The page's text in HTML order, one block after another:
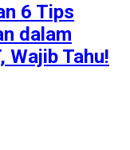
6 Tips
dalam
Wajib Tahu!